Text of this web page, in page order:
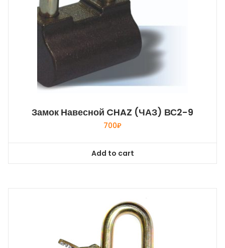
Замок Навесной CHAZ (ЧАЗ) ВС2-9
700₽
Add to cart